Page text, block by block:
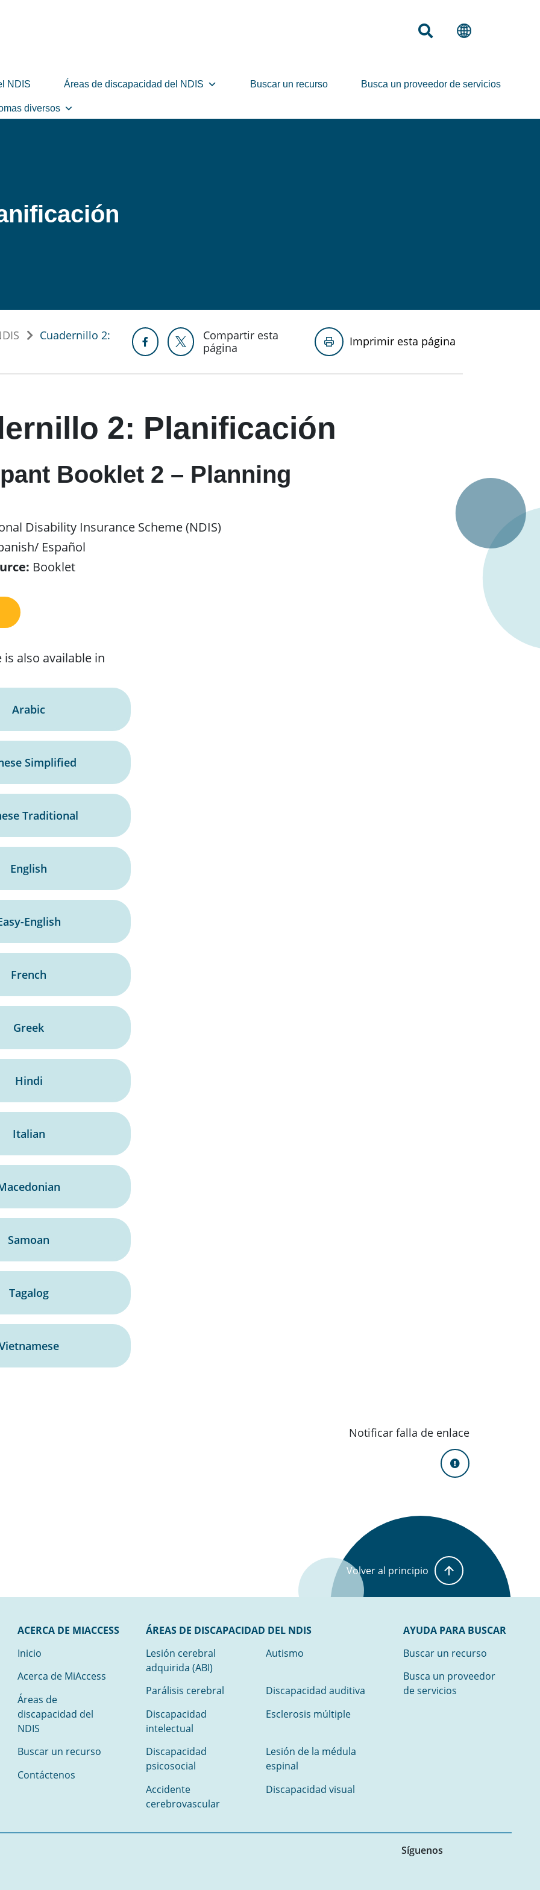
NDIS Áreas de discapacidad del NDIS Buscar un recurso Busca un proveedor de servicios
diversos
Cuadernillo 2:
Compartir esta
página
Imprimir esta página
2: Planificación
Booklet 2 – Planning
Disability Insurance Scheme (NDIS)
Español
Booklet
also available in
Arabic
Simplified
Traditional
English
English
French
Greek
Hindi
Italian
Samoan
Tagalog
Notificar falla de enlace
Volver al principio
ACERCA DE MIACCESS
Inicio
Acerca de MiAccess
Áreas de
discapacidad del
NDIS
Buscar un recurso
Contáctenos
ÁREAS DE DISCAPACIDAD DEL NDIS
Lesión cerebral
adquirida (ABI)
Autismo
Parálisis cerebral
Discapacidad auditiva
Discapacidad
intelectual
Esclerosis múltiple
Discapacidad
psicosocial
Lesión de la médula
espinal
Accidente
cerebrovascular
Discapacidad visual
AYUDA PARA BUSCAR
Buscar un recurso
Busca un proveedor
de servicios
Síguenos